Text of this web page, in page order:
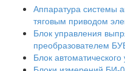
Аппаратура системы
тяговым приводом
Блок управления
преобразователем
Блок